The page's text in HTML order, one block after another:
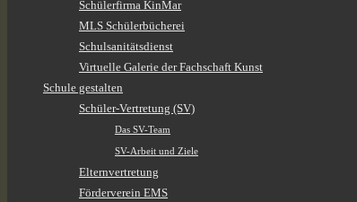
Schülerfirma KinMar
MLS Schülerbücherei
Schulsanitätsdienst
Virtuelle Galerie der Fachschaft Kunst
Schule gestalten
Schüler-Vertretung (SV)
Das SV-Team
SV-Arbeit und Ziele
Elternvertretung
Förderverein EMS